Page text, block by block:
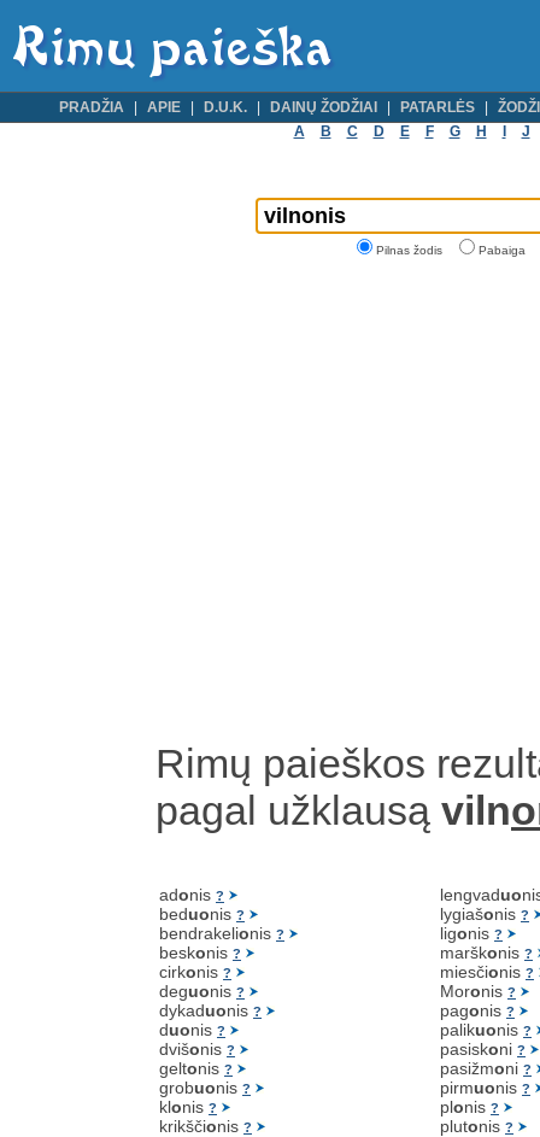
PRADŽIA APIE D.U.K. DAINŲ ŽODŽIAI PATARLĖS
A
B C D E F G H J
Pilnas žodis Pabaiga
Rimų paieškos
pagal užklausą viln
adonis ?
beduonis ?
bendrakelionis ?
beskonis ?
cirkonis ?
deguonis ?
dykaduonis ?
duonis ?
dvišonis ?
geltonis ?
grobuonis ?
klonis ?
krikščionis ?
lengvaduo
lygiašonis ?
ligonis ?
marškonis ?
miesčionis ?
Moronis ?
pagonis ?
palikuonis ?
pasiskoni ?
pasižmoni ?
pirmuonis ?
plonis ?
plutonis ?